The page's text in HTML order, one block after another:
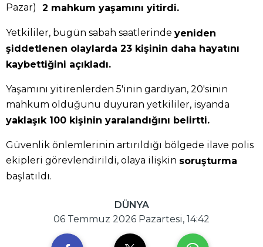
Pazar)
2 mahkum yaşamını yitirdi.
Yetkililer, bugün sabah saatlerinde yeniden
şiddetlenen olaylarda 23 kişinin daha hayatını
kaybettiğini açıkladı.
Yaşamını yitirenlerden 5'inin gardiyan, 20'sinin
mahkum olduğunu duyuran yetkililer, isyanda
yaklaşık 100 kişinin yaralandığını belirtti.
Güvenlik önlemlerinin artırıldığı bölgede ilave polis
ekipleri görevlendirildi, olaya ilişkin soruşturma
başlatıldı.
DÜNYA
06 Temmuz 2026 Pazartesi, 14:42